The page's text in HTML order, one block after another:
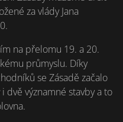
za vlády Jana
na přelomu 19. a 20.
průmyslu. Díky
se Zásadě začalo
dvě významné stavby a to